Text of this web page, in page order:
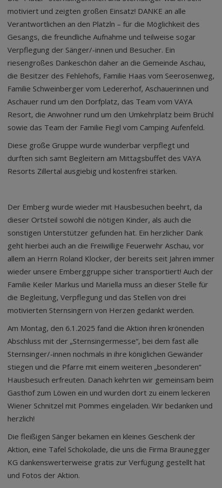
motiviert und zeigten großen Einsatz! DANKE an alle
Verantwortlichen an den Platzln – für die Möglichkeit des
Gesangs, die freundliche Aufnahme und teilweise sogar
Verpflegung der Sänger/-innen und Besucher. Ein
riesengroßes Dankeschön daher an die Gemeinde Aschau,
die Besitzer des Fehlehofs, Familie Haas vom Seerosenweg,
Familie Schweinberger vom Ledererhof, Aschauerinnen und
Aschauer rund um den Dorfplatz, das Team vom VAYA
Resort, die Anwohner rund um den Umkehrplatz beim Brüchl
sowie das Team der Familie Fiegl vom Camping Aufenfeld.
Diese große Gruppe wurde wunderbar verpflegt und
durften sich samt Begleitern am Mittagsbuffet des VAYA
Resorts Zillertal ausgiebig und kostenfrei stärken.
Der Emberg wurde wieder mit Hausbesuchen beehrt, da
dieser Ortsteil sowohl die nötigen Kinder, als auch die
sonstigen Unterstützer gefunden hat. Ein herzlicher Dank
geht hierbei auch an die Freiwillige Feuerwehr Aschau, vor
allem an Herrn Roland Klocker, der bereits seit Jahren immer
wieder unsere Emberggruppe sicher transportiert! Auch der
Familie Keiler Markus und Mariella muss an dieser Stelle für
die Begleitung, Verpflegung und das Stellen von drei
motivierten Sternsingern von Herzen gedankt werden.
Am Montag, den 6.1.2025 fand die Aktion ihren krönenden
Abschluss mit der „Sternsingermesse“, bei dem fast alle
Sternsinger/-innen nochmals in ihre königlichen Gewänder
stiegen und die Pfarre mit einem weiteren „besonderen“
Hausbesuch erfreuten. Danach kehrten wir gemeinsam beim
Gasthof zum Löwen ein und wurden dort zu einem leckeren
Wiener Schnitzel mit Pommes eingeladen. Wir bedanken und
herzlich!
Die fleißigen Sänger bekamen ein kleines Geschenk der
Aktion, eine Tafel Schokolade, die uns die Firma Braunegger
KG dankenswerterweise gratis zur Verfügung gestellt hat
und Fotos der Aktion.